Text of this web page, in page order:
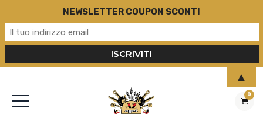
0
NEWSLETTER COUPON SCONTI
▲